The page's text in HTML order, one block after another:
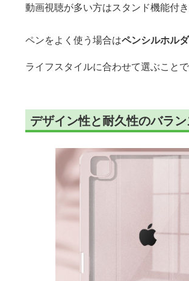
動画視聴が多い方はスタンド機能付
ペンをよく使う場合はペンシルホル
ライフスタイルに合わせて選ぶこと
デザイン性と耐久性のバラ